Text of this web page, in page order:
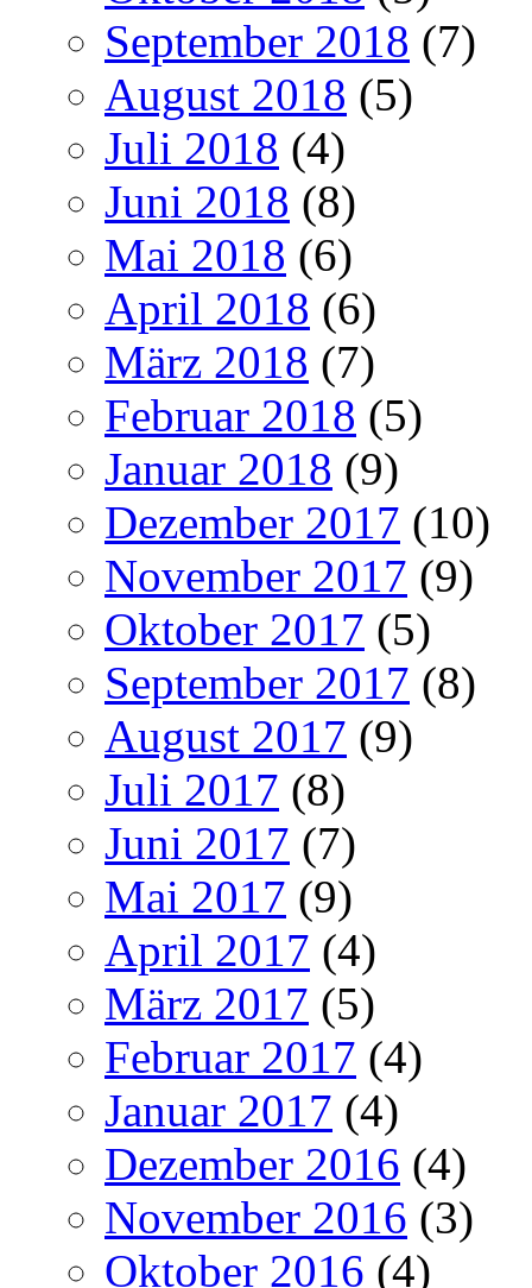
September 2018 (7)
August 2018 (5)
Juli 2018 (4)
Juni 2018 (8)
Mai 2018 (6)
April 2018 (6)
März 2018 (7)
Februar 2018 (5)
Januar 2018 (9)
Dezember 2017 (10)
November 2017 (9)
Oktober 2017 (5)
September 2017 (8)
August 2017 (9)
Juli 2017 (8)
Juni 2017 (7)
Mai 2017 (9)
April 2017 (4)
März 2017 (5)
Februar 2017 (4)
Januar 2017 (4)
Dezember 2016 (4)
November 2016 (3)
Oktober 2016 (4)